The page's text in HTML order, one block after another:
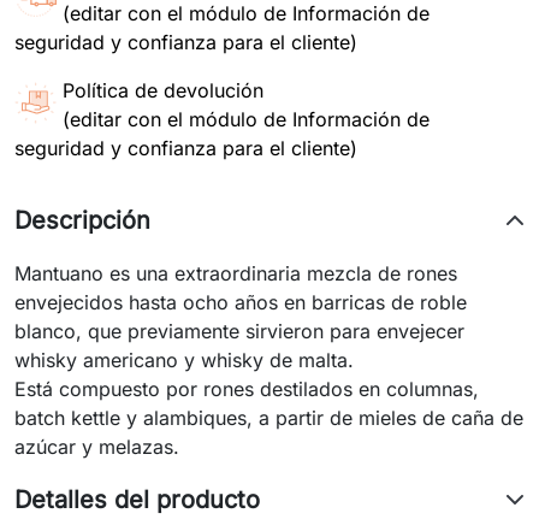
(editar con el módulo de Información de
seguridad y confianza para el cliente)
Política de devolución
(editar con el módulo de Información de
seguridad y confianza para el cliente)
Descripción
Mantuano es una extraordinaria mezcla de rones
envejecidos hasta ocho años en barricas de roble
blanco, que previamente sirvieron para envejecer
whisky americano y whisky de malta.
Está compuesto por rones destilados en columnas,
batch kettle y alambiques, a partir de mieles de caña de
azúcar y melazas.
Detalles del producto